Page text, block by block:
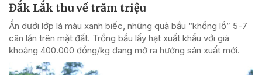
Đắk Lắk thu về trăm triệu
Ẩn dưới lớp lá màu xanh biếc, những quả bầu “khổng lồ” 5-7
cân lăn trên mặt đất. Trồng bầu lấy hạt xuất khẩu với giá
khoảng 400.000 đồng/kg đang mở ra hướng sản xuất mới.